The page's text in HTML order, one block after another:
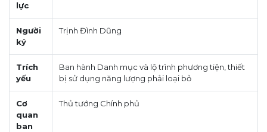
lực
Người
ký
Trịnh Đình Dũng
Trích
yếu
Ban hành Danh mục và lộ trình phương tiện, thiết
bị sử dụng năng lượng phải loại bỏ
Cơ
quan
ban
Thủ tướng Chính phủ